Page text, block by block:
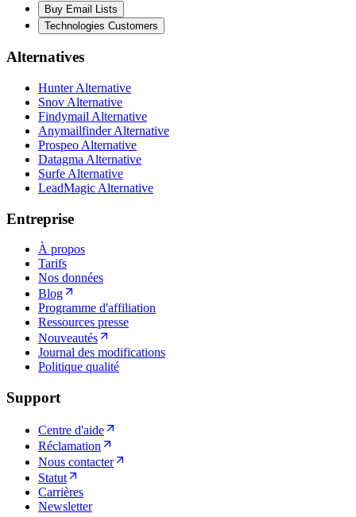
Buy Email Lists
Technologies Customers
Alternatives
Hunter Alternative
Snov Alternative
Findymail Alternative
Anymailfinder Alternative
Prospeo Alternative
Datagma Alternative
Surfe Alternative
LeadMagic Alternative
Entreprise
À propos
Tarifs
Nos données
Blog
Programme d'affiliation
Ressources presse
Nouveautés
Journal des modifications
Politique qualité
Support
Centre d'aide
Réclamation
Nous contacter
Statut
Carrières
Newsletter